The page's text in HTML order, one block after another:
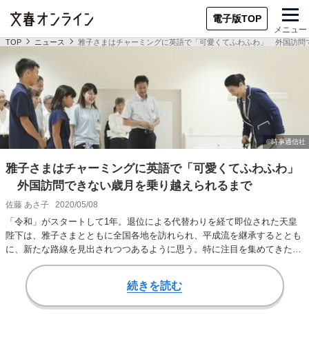
電子版TOP
メニュー
TOP ニュース 雅子さまはチャーミングに英語で「可愛くてふわふわ」 外国訪問
雅子さまはチャーミングに英語で「可愛くてふわふわ」
外国訪問できない歳月を乗り越えられるまで
佐藤 あさ子 2020/05/08
「令和」がスタートして1年。退位による代替わりを経て即位された天皇
陛下は、雅子さまとともに全国各地を訪れられ、平成流を継承するととも
に、新たな路線を見出されつつあるように思う。特に注目を集めてきたの
が、両陛下の「国際…
続きを読む